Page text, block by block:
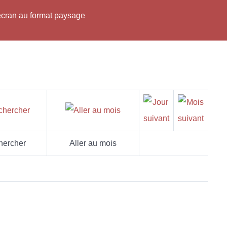
au format paysage
Aller au mois